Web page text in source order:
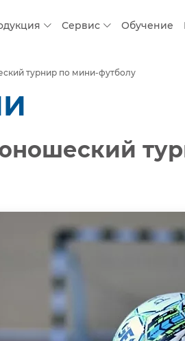
Сервис Обучение
турнир по мини-футболу